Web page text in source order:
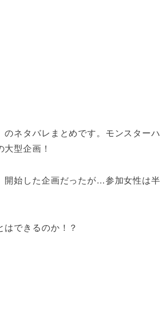
ネタバレまとめです。モンスターハ
型企画！
開始した企画だったが…参加女性は半
できるのか！？